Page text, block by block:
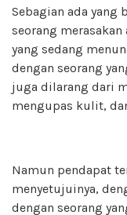
Sebagian ada yang
seorang
yang sedang
dengan seorang
juga dilarang dari
mengupas kulit,
Namun pendapat
menyetujuinya,
dengan seorang